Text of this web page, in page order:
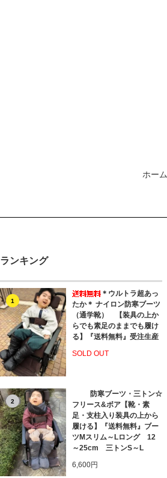
ホーム
ランキング
1
＊ウルトラ超あっ
たか＊ ナイロン防寒ブーツ
（通学靴） 【装具の上か
らでも素足のままでも履け
る】『送料無料』受注生産
SOLD OUT
2
防寒ブーツ・三トン☆
フリース&ボア【靴・素
足・支柱入り装具の上から
履ける】『送料無料』ブー
ツMスリム～Lロング 12
～25cm 三トンS～L
6,600円